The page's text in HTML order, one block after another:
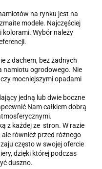
na rynku jest na
modele. Najczęściej
kolorami. Wybór należy
z dachem, bez żadnych
namiotu ogrodowego. Nie
mocniejszymi opadami
jedną lub dwie boczne
Nam całkiem dobrą
z każdej ze stron. W razie
również przed różnego
często w swojej ofercie
dzięki której podczas
duszno.